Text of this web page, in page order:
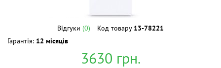
Відгуки (0) Код товару 13-78221
Гарантія: 12 місяців
3630 грн.